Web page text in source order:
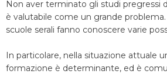
Non aver terminato gli studi pregressi
è valutabile come un grande
scuole serali fanno conoscere varie
In particolare, nella situazione attuale
formazione è determinante, ed è